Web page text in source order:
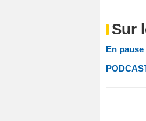
Sur
En